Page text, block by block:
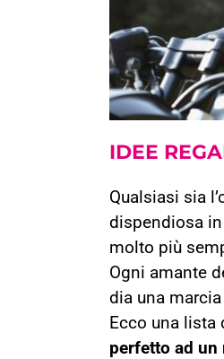
IDEE
Qualsiasi sia
dispendiosa
molto più
Ogni amante
dia una
Ecco una lista
perfetto ad